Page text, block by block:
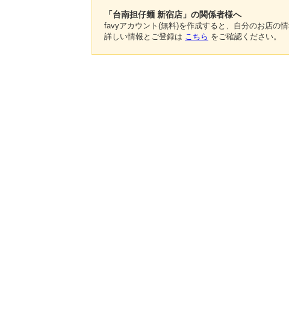
「台南担仔麺 新宿店」の関係者様へ
favyアカウント(無料)を作成すると、自分のお店の
詳しい情報とご登録は こちら をご確認ください。